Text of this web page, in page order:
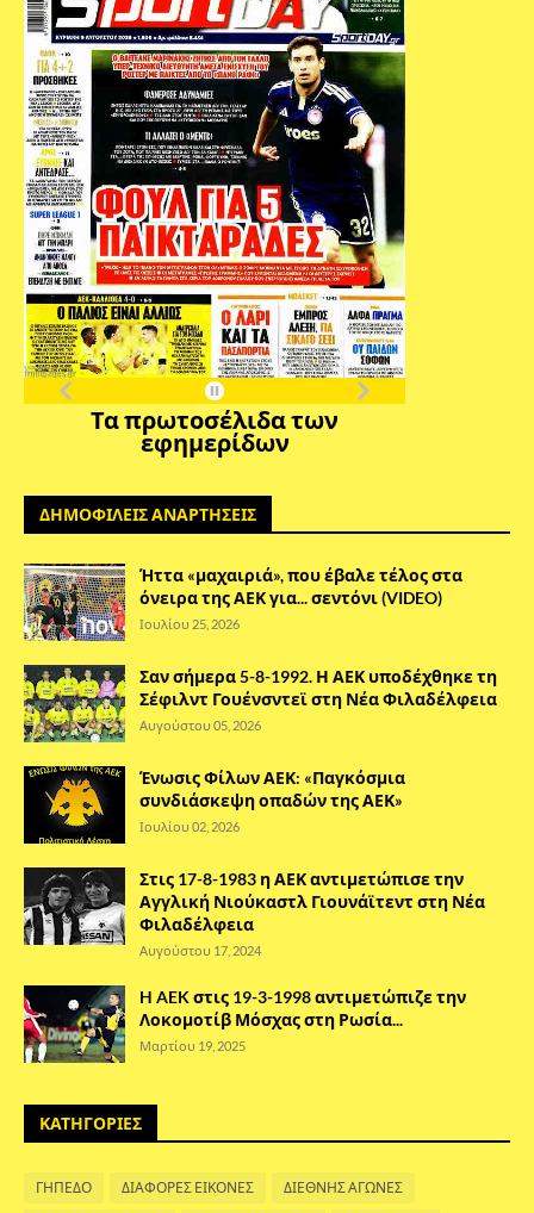
Τα πρωτοσέλιδα των
εφημερίδων
ΔΗΜΟΦΙΛΕΙΣ ΑΝΑΡΤΗΣΕΙΣ
Ήττα «μαχαιριά», που έβαλε τέλος στα
όνειρα της ΑΕΚ για... σεντόνι (VIDEO)
Ιουλίου 25, 2026
Σαν σήμερα 5-8-1992. Η ΑΕΚ υποδέχθηκε τη
Σέφιλντ Γουένσντεϊ στη Νέα Φιλαδέλφεια
Αυγούστου 05, 2026
Ένωσις Φίλων ΑΕΚ: «Παγκόσμια
συνδιάσκεψη οπαδών της ΑΕΚ»
Ιουλίου 02, 2026
Στις 17-8-1983 η ΑΕΚ αντιμετώπισε την
Αγγλική Νιούκαστλ Γιουνάϊτεντ στη Νέα
Φιλαδέλφεια
Αυγούστου 17, 2024
H AEK στις 19-3-1998 αντιμετώπιζε την
Λοκομοτίβ Μόσχας στη Ρωσία...
Μαρτίου 19, 2025
ΚΑΤΗΓΟΡΙΕΣ
ΓΗΠΕΔΟ ΔΙΑΦΟΡΕΣ ΕΙΚΟΝΕΣ ΔΙΕΘΝΗΣ ΑΓΩΝΕΣ